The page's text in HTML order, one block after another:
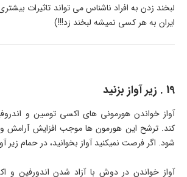
لبخند زدن به افراد ناشناس می تواند تاثیرات
ایران به هر کسی نمیشه لبخند زد!!!)
19 . زیر آواز بزنید
آواز خواندن هورمونی های اکسی توسین و
کند. ترشح این هورمون ها موجب افزایش آرامش
شود. اگر فرصت نمیکنید آواز بخوانید، در حمام زیر
آواز خواندن در دوش با آزاد شدن اندورفین و